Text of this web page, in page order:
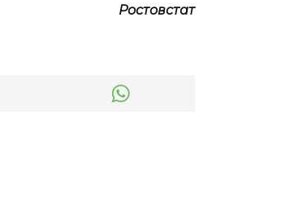
Ростовстат